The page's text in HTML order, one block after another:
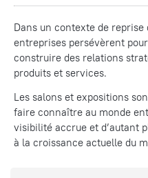
Dans un contexte de
entreprises persévèrent
construire des relations
produits et services.
Les salons et expositions
faire connaître au monde
visibilité accrue et d’autant
à la croissance actuelle du